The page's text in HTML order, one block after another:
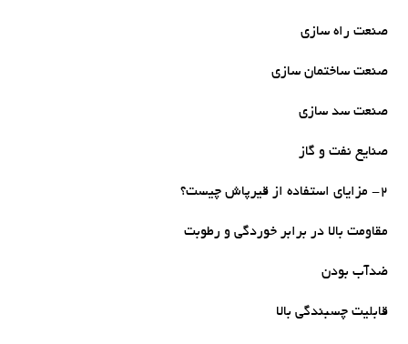
صنعت راه سازی
صنعت ساختمان سازی
صنعت سد سازی
صنایع نفت و گاز
2- مزایای استفاده از قیرپاش چیست؟
مقاومت بالا در برابر خوردگی و رطوبت
ضدآب بودن
قابلیت چسبندگی بالا